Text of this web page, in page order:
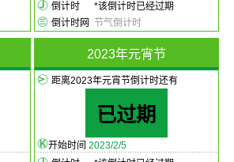
倒计时
*该倒计时已经过期
倒计时网
节气倒计时
2023年元宵节
距离2023年元宵节倒计时还有
已过期
开始时间 2023/2/5